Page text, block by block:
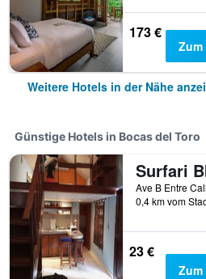
173 €
Weitere Hotels in der Nähe
Günstige Hotels in Bocas del Toro
Surfari
0,4 km vom
23 €